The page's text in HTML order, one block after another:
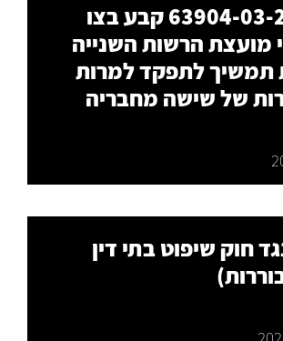
בג"ץ 63904-03-26 קבע בצו
מועצת הרשות השנייה
תמשיך לתפקד למרות
של שישה מחבריה
חוק שיפוט בתי דין